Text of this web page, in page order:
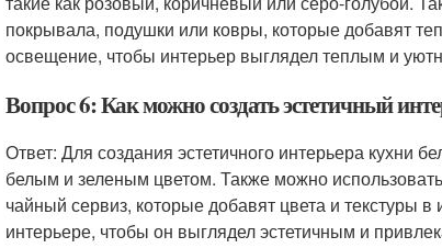
покрывала, подушки или ковры, которые добавят
освещение, чтобы интерьер выглядел теплым и
Вопрос 6: Как можно создать эстетичный
Ответ: Для создания эстетичного интерьера кухни
белым и зеленым цветом. Также можно
чайный сервиз, которые добавят цвета и текстуры
интерьере, чтобы он выглядел эстетичным и